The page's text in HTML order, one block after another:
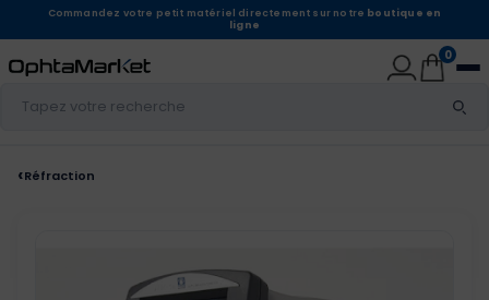
Commandez votre petit matériel directement sur notre boutique en
ligne
0
‹Réfraction